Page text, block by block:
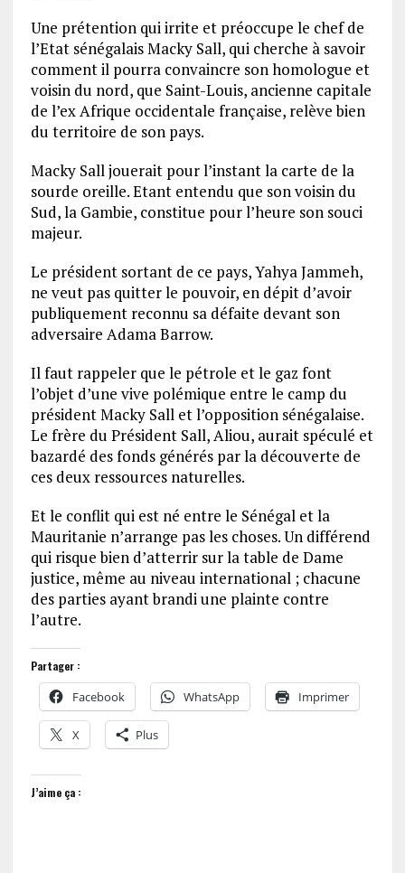
Une prétention qui irrite et préoccupe le chef de
l’Etat sénégalais Macky Sall, qui cherche à savoir
comment il pourra convaincre son homologue et
voisin du nord, que Saint-Louis, ancienne capitale
de l’ex Afrique occidentale française, relève bien
du territoire de son pays.
Macky Sall jouerait pour l’instant la carte de la
sourde oreille. Etant entendu que son voisin du
Sud, la Gambie, constitue pour l’heure son souci
majeur.
Le président sortant de ce pays, Yahya Jammeh,
ne veut pas quitter le pouvoir, en dépit d’avoir
publiquement reconnu sa défaite devant son
adversaire Adama Barrow.
Il faut rappeler que le pétrole et le gaz font
l’objet d’une vive polémique entre le camp du
président Macky Sall et l’opposition sénégalaise.
Le frère du Président Sall, Aliou, aurait spéculé et
bazardé des fonds générés par la découverte de
ces deux ressources naturelles.
Et le conflit qui est né entre le Sénégal et la
Mauritanie n’arrange pas les choses. Un différend
qui risque bien d’atterrir sur la table de Dame
justice, même au niveau international ; chacune
des parties ayant brandi une plainte contre
l’autre.
Partager :
Facebook WhatsApp Imprimer
X Plus
J’aime ça :